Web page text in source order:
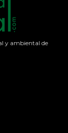
y ambiental de